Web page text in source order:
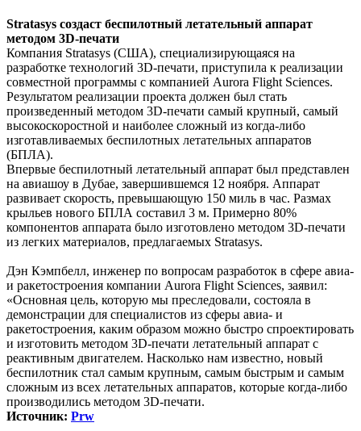
Stratasys создаст беспилотный летательный аппарат
методом 3D-печати
Компания Stratasys (США), специализирующаяся на
разработке технологий 3D-печати, приступила к реализации
совместной программы с компанией Aurora Flight Sciences.
Результатом реализации проекта должен был стать
произведенный методом 3D-печати самый крупный, самый
высокоскоростной и наиболее сложный из когда-либо
изготавливаемых беспилотных летательных аппаратов
(БПЛА).
Впервые беспилотный летательный аппарат был представлен
на авиашоу в Дубае, завершившемся 12 ноября. Аппарат
развивает скорость, превышающую 150 миль в час. Размах
крыльев нового БПЛА составил 3 м. Примерно 80%
компонентов аппарата было изготовлено методом 3D-печати
из легких материалов, предлагаемых Stratasys.
Дэн Кэмпбелл, инженер по вопросам разработок в сфере авиа-
и ракетостроения компании Aurora Flight Sciences, заявил:
«Основная цель, которую мы преследовали, состояла в
демонстрации для специалистов из сферы авиа- и
ракетостроения, каким образом можно быстро спроектировать
и изготовить методом 3D-печати летательный аппарат с
реактивным двигателем. Насколько нам известно, новый
беспилотник стал самым крупным, самым быстрым и самым
сложным из всех летательных аппаратов, которые когда-либо
производились методом 3D-печати.
Источник: Prw